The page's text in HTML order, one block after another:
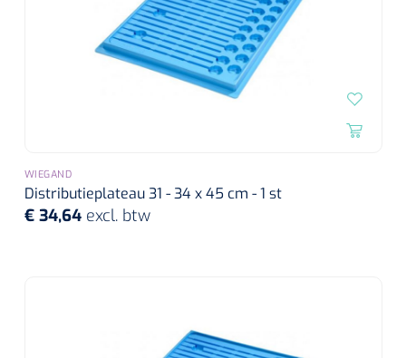
WIEGAND
Distributieplateau 31 - 34 x 45 cm - 1 st
€ 34,64 excl. btw